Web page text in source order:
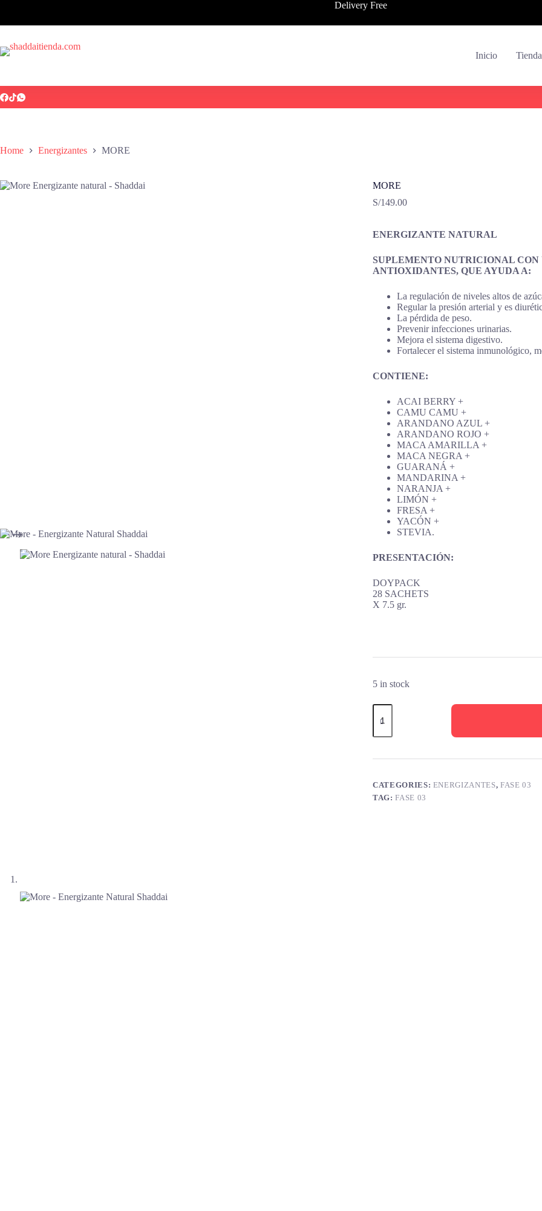
Delivery Free
Inicio Tienda
Home Energizantes MORE
MORE
S/149.00
ENERGIZANTE NATURAL
SUPLEMENTO NUTRICIONAL CON
ANTIOXIDANTES, QUE AYUDA A:
La regulación de niveles altos de
Regular la presión arterial y es
La pérdida de peso.
Prevenir infecciones urinarias.
Mejora el sistema digestivo.
Fortalecer el sistema inmunológico,
CONTIENE:
ACAI BERRY +
CAMU CAMU +
ARANDANO AZUL +
ARANDANO ROJO +
MACA AMARILLA +
MACA NEGRA +
GUARANÁ +
MANDARINA +
NARANJA +
LIMÓN +
FRESA +
YACÓN +
STEVIA.
PRESENTACIÓN:
DOYPACK
28 SACHETS
X 7.5 gr.
5 in stock
CATEGORIES: ENERGIZANTES, FASE 03
TAG:FASE 03